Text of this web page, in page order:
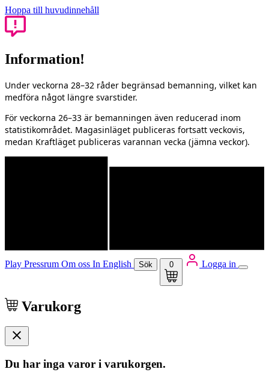
Hoppa till huvudinnehåll
Information!
Under veckorna 28–32 råder begränsad bemanning, vilket kan
medföra något längre svarstider.
För veckorna 26–33 är bemanningen även reducerad inom
statistikområdet. Magasinläget publiceras fortsatt veckovis,
medan Kraftläget publiceras varannan vecka (jämna veckor).
Play Pressrum Om oss In English Sök 0 Logga in
Varukorg
Du har inga varor i varukorgen.